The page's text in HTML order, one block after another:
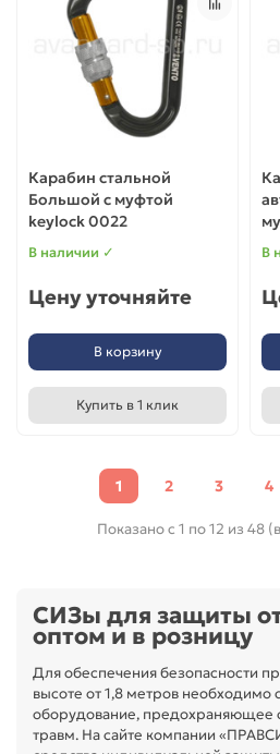
Карабин стальной
Большой с муфтой
keylock 0022
В наличии ✓
Цену уточняйте
В корзину
Купить в 1 клик
В
1 2 3 4
Показано с 1 по 12 из 48
СИЗы для защиты
оптом и в розницу
Для обеспечения безопасности
высоте от 1,8 метров необходимо
оборудование, предохраняющее
травм. На сайте компании